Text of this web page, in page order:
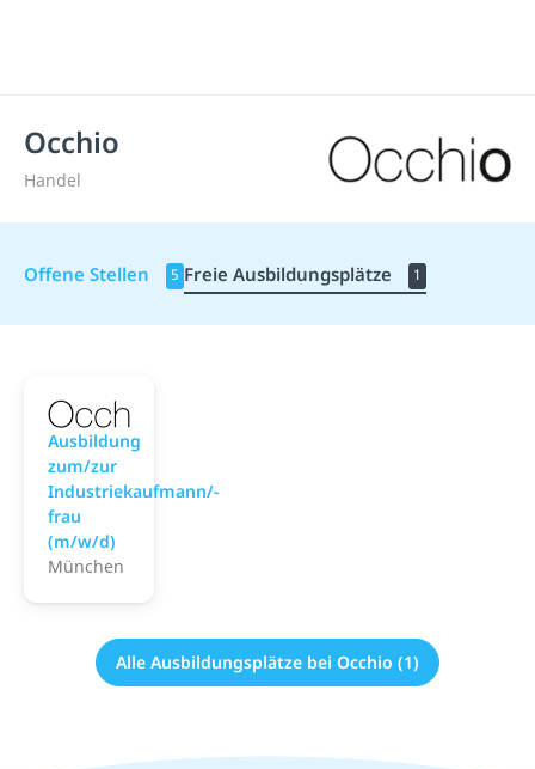
Occhio
Handel
Offene Stellen 5 Freie Ausbildungsplätze 1
Ausbildung
zum/zur
Industriekaufmann/-
frau
(m/w/d)
München
Alle Ausbildungsplätze bei Occhio (1)